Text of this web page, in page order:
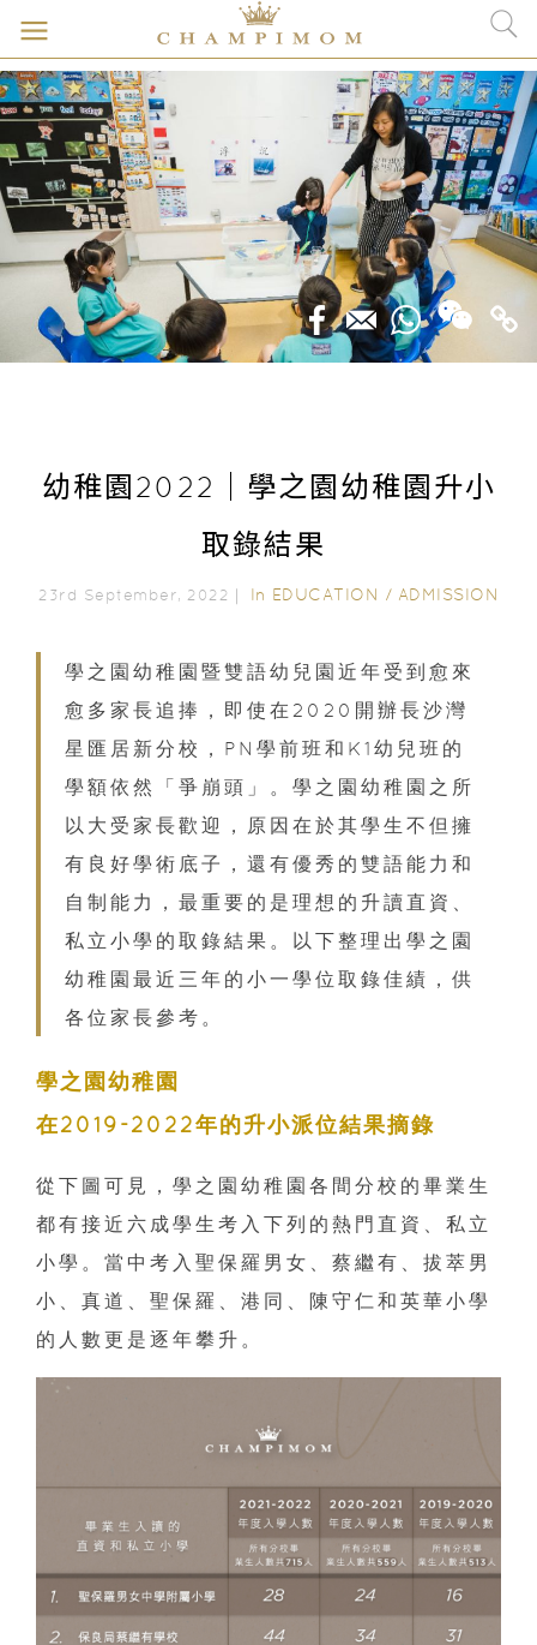
幼稚園2022｜學之園幼稚園升小
取錄結果
23rd September, 2022｜ In EDUCATION / ADMISSION
學之園幼稚園暨雙語幼兒園近年受到愈來
愈多家長追捧，即使在2020開辦長沙灣
星匯居新分校，PN學前班和K1幼兒班的
學額依然「爭崩頭」。學之園幼稚園之所
以大受家長歡迎，原因在於其學生不但擁
有良好學術底子，還有優秀的雙語能力和
自制能力，最重要的是理想的升讀直資、
私立小學的取錄結果。以下整理出學之園
幼稚園最近三年的小一學位取錄佳績，供
各位家長參考。
學之園幼稚園
在2019-2022年的升小派位結果摘錄
從下圖可見，學之園幼稚園各間分校的畢業生
都有接近六成學生考入下列的熱門直資、私立
小學。當中考入聖保羅男女、蔡繼有、拔萃男
小、真道、聖保羅、港同、陳守仁和英華小學
的人數更是逐年攀升。